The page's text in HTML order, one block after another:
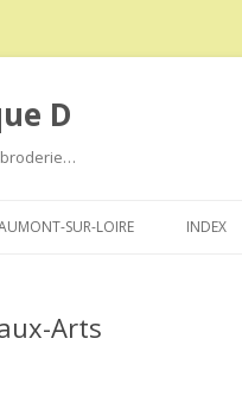
D
broderie…
SUR-LOIRE INDEX
Arts